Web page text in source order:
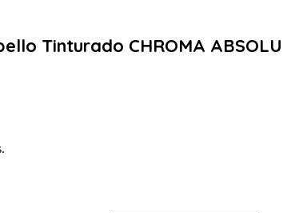
Tinturado CHROMA ABSOLU